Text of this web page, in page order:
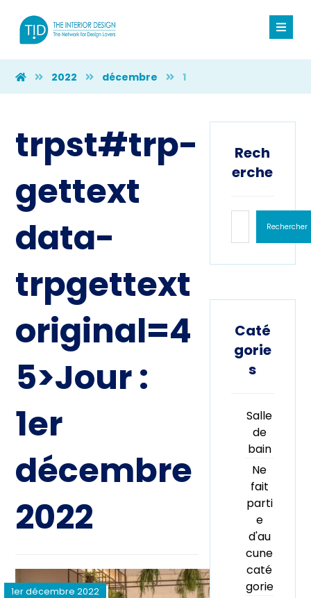
2022 décembre 1
trpst#trp-
gettext
data-
trpgettext
original=4
5>Jour :
1er
décembre
2022
1er décembre 2022
Rech
erche
Rechercher
Caté
gorie
s
Salle
de
bain
Ne
fait
parti
e
d'au
cune
caté
gorie